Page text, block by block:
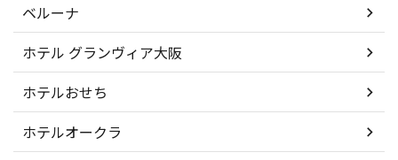
ベルーナ
ホテル グランヴィア大阪
ホテルおせち
ホテルオークラ